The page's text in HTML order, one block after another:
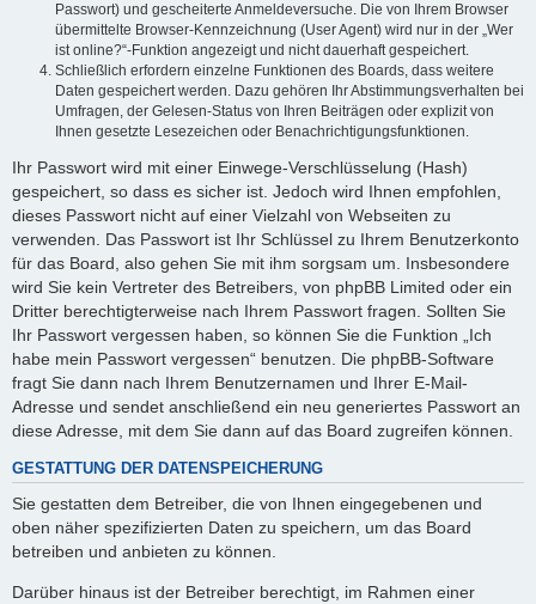
Passwort) und gescheiterte Anmeldeversuche. Die von Ihrem Browser
übermittelte Browser-Kennzeichnung (User Agent) wird nur in der „Wer
ist online?“-Funktion angezeigt und nicht dauerhaft gespeichert.
Schließlich erfordern einzelne Funktionen des Boards, dass weitere
Daten gespeichert werden. Dazu gehören Ihr Abstimmungsverhalten bei
Umfragen, der Gelesen-Status von Ihren Beiträgen oder explizit von
Ihnen gesetzte Lesezeichen oder Benachrichtigungsfunktionen.
Ihr Passwort wird mit einer Einwege-Verschlüsselung (Hash)
gespeichert, so dass es sicher ist. Jedoch wird Ihnen empfohlen,
dieses Passwort nicht auf einer Vielzahl von Webseiten zu
verwenden. Das Passwort ist Ihr Schlüssel zu Ihrem Benutzerkonto
für das Board, also gehen Sie mit ihm sorgsam um. Insbesondere
wird Sie kein Vertreter des Betreibers, von phpBB Limited oder ein
Dritter berechtigterweise nach Ihrem Passwort fragen. Sollten Sie
Ihr Passwort vergessen haben, so können Sie die Funktion „Ich
habe mein Passwort vergessen“ benutzen. Die phpBB-Software
fragt Sie dann nach Ihrem Benutzernamen und Ihrer E-Mail-
Adresse und sendet anschließend ein neu generiertes Passwort an
diese Adresse, mit dem Sie dann auf das Board zugreifen können.
GESTATTUNG DER DATENSPEICHERUNG
Sie gestatten dem Betreiber, die von Ihnen eingegebenen und
oben näher spezifizierten Daten zu speichern, um das Board
betreiben und anbieten zu können.
Darüber hinaus ist der Betreiber berechtigt, im Rahmen einer